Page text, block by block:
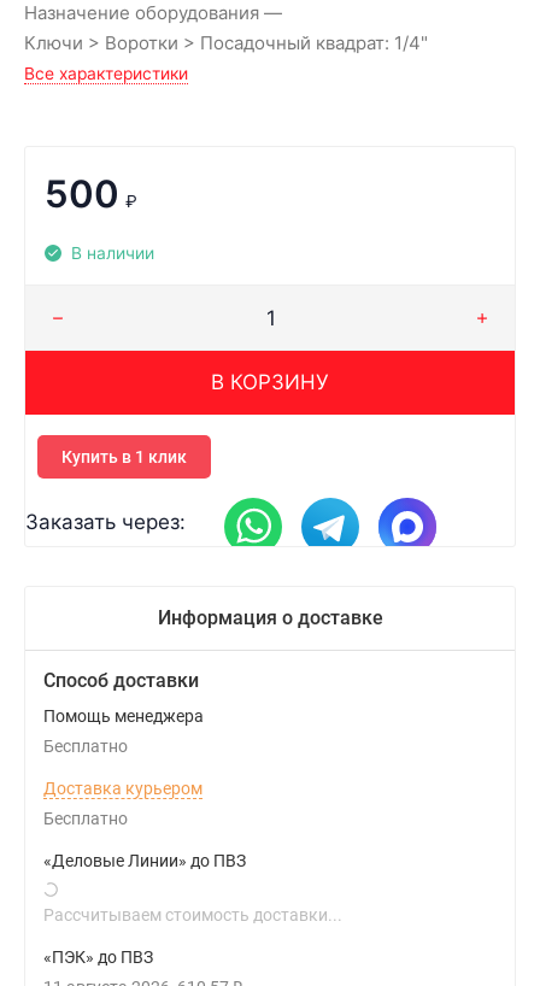
Назначение оборудования
Ключи > Воротки > Посадочный квадрат: 1/4"
Все характеристики
500 ₽
В наличии
В КОРЗИНУ
Купить в 1 клик
Заказать через:
Информация о доставке
Способ доставки
Помощь менеджера
Бесплатно
Доставка курьером
Бесплатно
«Деловые Линии» до ПВЗ
Рассчитываем стоимость доставки...
«ПЭК» до ПВЗ